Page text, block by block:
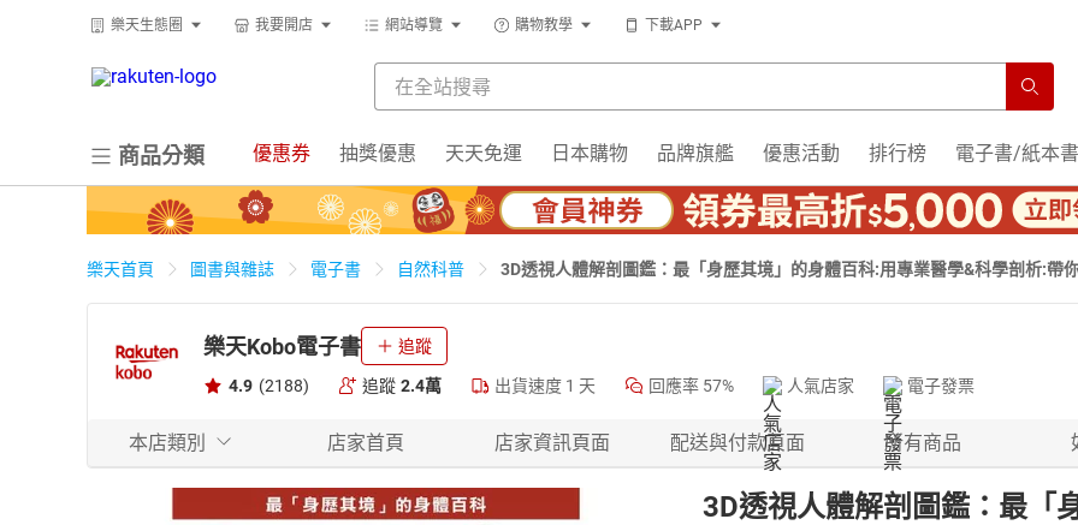
樂天生態圈 我要開店 網站導覽 購物教學 下載APP
商品分類 優惠券 抽獎優惠 天天免運 日本購物 品牌旗艦 優惠活動 排行榜 電子書/紙本書
樂天首頁 圖書與雜誌 電子書 自然科普 3D透視人體解剖圖鑑：最「身歷其境」的身體百科:用專業醫學&科學剖析:帶
樂天Kobo電子書 追蹤
4.9 (2188) 追蹤 2.4萬 出貨速度 1 天 回應率 57% 人氣店家 電子發票
本店類別 店家首頁 店家資訊頁面 配送與付款頁面 所有商品
3D透視人體解剖圖鑑：最「